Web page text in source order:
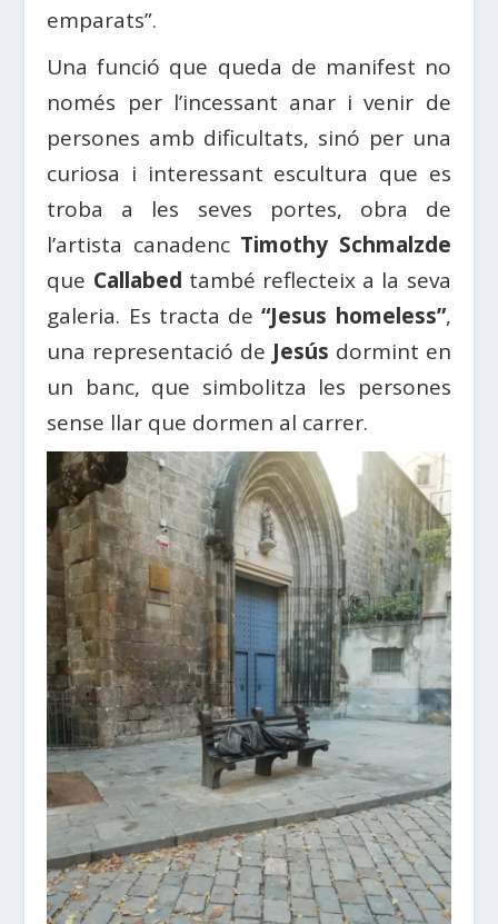
emparats”.
Una funció que queda de manifest no
només per l’incessant anar i venir de
persones amb dificultats, sinó per una
curiosa i interessant escultura que es
troba a les seves portes, obra de
l’artista canadenc Timothy Schmalzde
que Callabed també reflecteix a la seva
galeria. Es tracta de“Jesus homeless”,
una representació de Jesús dormint en
un banc, que simbolitza les persones
sense llar que dormen al carrer.